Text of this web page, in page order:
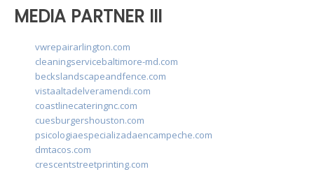
MEDIA PARTNER III
vwrepairarlington.com
cleaningservicebaltimore-md.com
beckslandscapeandfence.com
vistaaltadelveramendi.com
coastlinecateringnc.com
cuesburgershouston.com
psicologiaespecializadaencampeche.com
dmtacos.com
crescentstreetprinting.com